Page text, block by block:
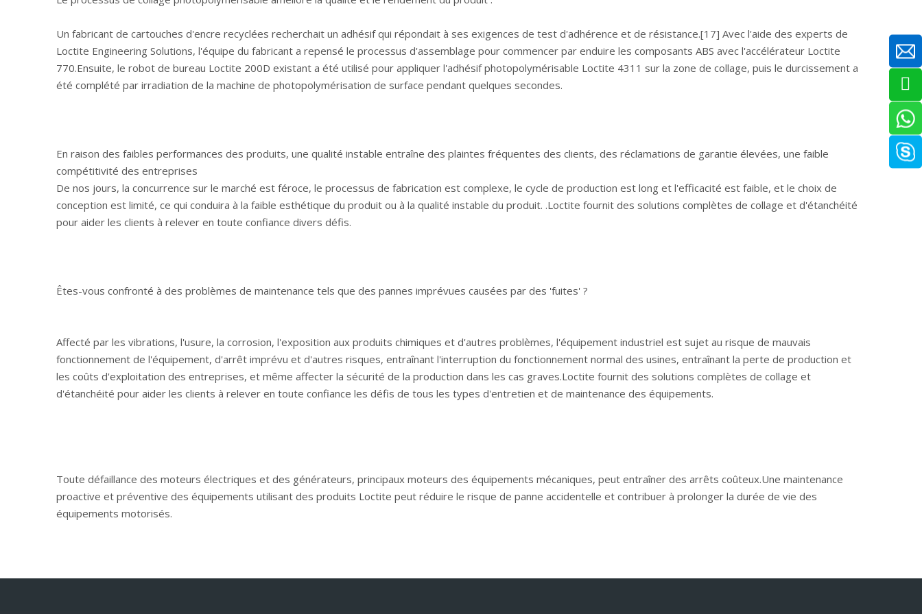
Un fabricant de cartouches d'encre recyclées recherchait un adhésif qui répondait à ses exigences de test d'adhérence et de résistance.[17] Avec l'aide des experts de
Loctite Engineering Solutions, l'équipe du fabricant a repensé le processus d'assemblage pour commencer par enduire les composants ABS avec l'accélérateur Loctite
770.Ensuite, le robot de bureau Loctite 200D existant a été utilisé pour appliquer l'adhésif photopolymérisable Loctite 4311 sur la zone de collage, puis le durcissement a
été complété par irradiation de la machine de photopolymérisation de surface pendant quelques secondes.
En raison des faibles performances des produits, une qualité instable entraîne des plaintes fréquentes des clients, des réclamations de garantie élevées, une faible
compétitivité des entreprises
De nos jours, la concurrence sur le marché est féroce, le processus de fabrication est complexe, le cycle de production est long et l'efficacité est faible, et le choix de
conception est limité, ce qui conduira à la faible esthétique du produit ou à la qualité instable du produit. .Loctite fournit des solutions complètes de collage et d'étanchéité
pour aider les clients à relever en toute confiance divers défis.
Êtes-vous confronté à des problèmes de maintenance tels que des pannes imprévues causées par des 'fuites' ?
Affecté par les vibrations, l'usure, la corrosion, l'exposition aux produits chimiques et d'autres problèmes, l'équipement industriel est sujet au risque de mauvais
fonctionnement de l'équipement, d'arrêt imprévu et d'autres risques, entraînant l'interruption du fonctionnement normal des usines, entraînant la perte de production et
les coûts d'exploitation des entreprises, et même affecter la sécurité de la production dans les cas graves.Loctite fournit des solutions complètes de collage et
d'étanchéité pour aider les clients à relever en toute confiance les défis de tous les types d'entretien et de maintenance des équipements.
Toute défaillance des moteurs électriques et des générateurs, principaux moteurs des équipements mécaniques, peut entraîner des arrêts coûteux.Une maintenance
proactive et préventive des équipements utilisant des produits Loctite peut réduire le risque de panne accidentelle et contribuer à prolonger la durée de vie des
équipements motorisés.
La plupart des pompes centrifuges industrielles sont des équipements précieux.Par conséquent, il est important de prolonger leur durée de vie et d'assurer leur